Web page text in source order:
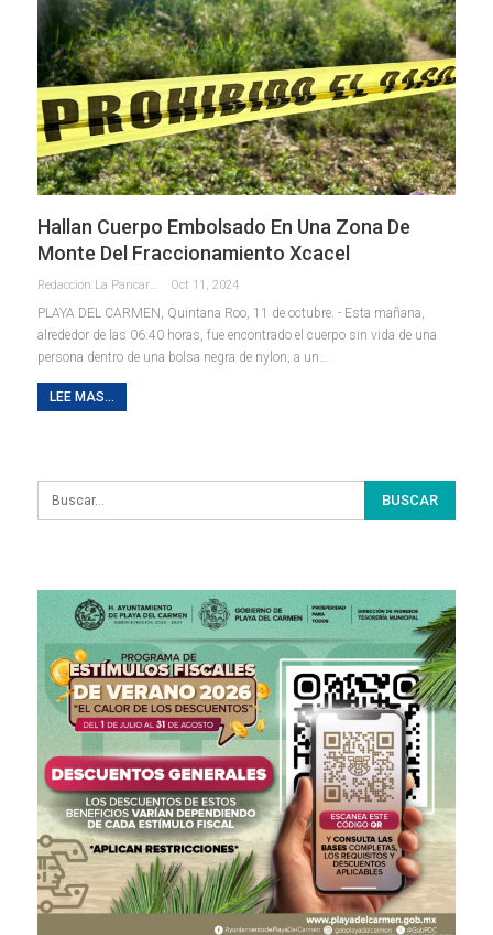
Hallan Cuerpo Embolsado En Una Zona De
Monte Del Fraccionamiento Xcacel
Redaccion La Pancarta De Quintana Roo Oct 11, 2024
PLAYA DEL CARMEN, Quintana Roo, 11 de octubre. - Esta mañana,
alrededor de las 06:40 horas, fue encontrado el cuerpo sin vida de una
persona dentro de una bolsa negra de nylon, a un…
LEE MAS...